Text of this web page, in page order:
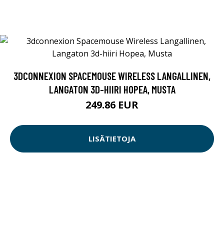
3DCONNEXION SPACEMOUSE WIRELESS LANGALLINEN,
LANGATON 3D-HIIRI HOPEA, MUSTA
249.86 EUR
LISÄTIETOJA